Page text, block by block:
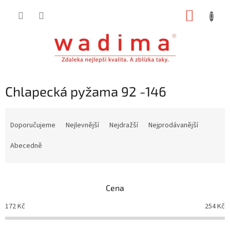
Chlapecká pyžama 92 -146
o
d
Doporučujeme Nejlevnější Nejdražší
Nejprodávanější
Abecedně
Cena
172Kč 254Kč